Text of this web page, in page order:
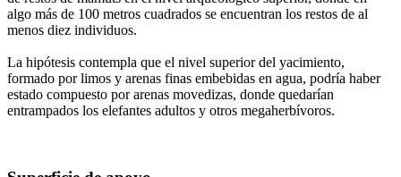
algo más de 100 metros cuadrados se encuentran los restos de al
menos diez individuos.
La hipótesis contempla que el nivel superior del yacimiento,
formado por limos y arenas finas embebidas en agua, podría haber
estado compuesto por arenas movedizas, donde quedarían
entrampados los elefantes adultos y otros megaherbívoros.